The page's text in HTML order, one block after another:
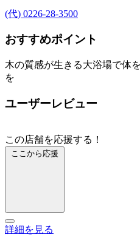
(代) 0226-28-3500
おすすめポイント
木の質感が生きる大浴場で体
を
ユーザーレビュー
この店舗を応援する！
ここから応援
詳細を見る